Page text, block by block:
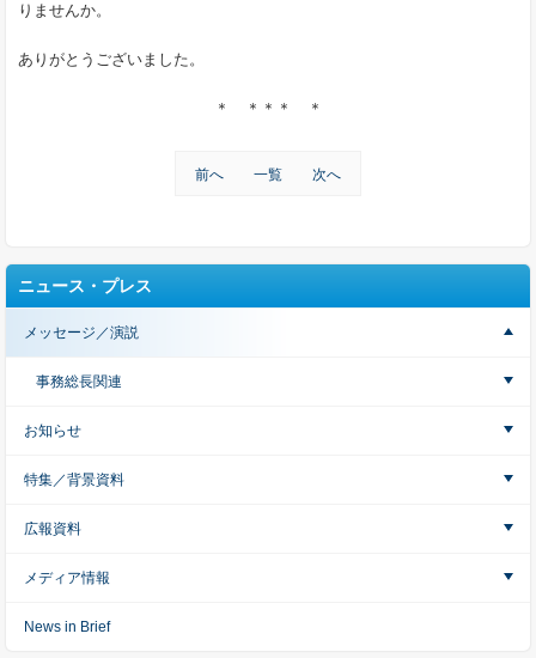
りませんか。
ありがとうございました。
＊ ＊＊＊ ＊
前へ 一覧 次へ
ニュース・プレス
メッセージ／演説
事務総長関連
お知らせ
特集／背景資料
広報資料
メディア情報
News in Brief